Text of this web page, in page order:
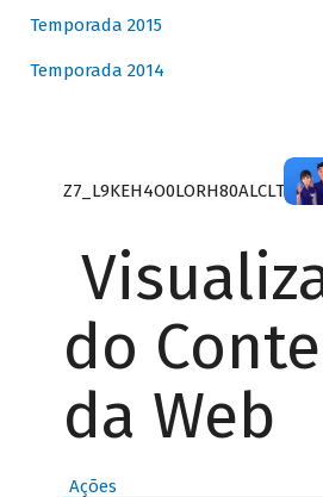
Temporada 2015
Temporada 2014
do
da Web
Ações